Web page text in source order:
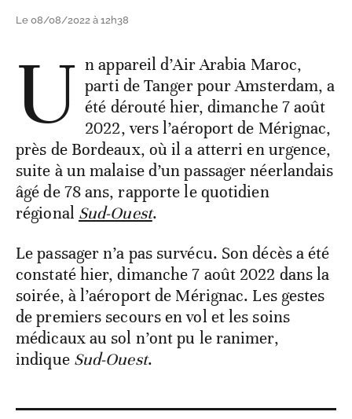
Le 08/08/2022 à 12h38
U n appareil d’Air Arabia Maroc,
parti de Tanger pour Amsterdam, a
été dérouté hier, dimanche 7 août
2022, vers l’aéroport de Mérignac,
près de Bordeaux, où il a atterri en urgence,
suite à un malaise d’un passager néerlandais
âgé de 78 ans, rapporte le quotidien
régional Sud-Ouest.
Le passager n’a pas survécu. Son décès a été
constaté hier, dimanche 7 août 2022 dans la
soirée, à l’aéroport de Mérignac. Les gestes
de premiers secours en vol et les soins
médicaux au sol n’ont pu le ranimer,
indique Sud-Ouest.